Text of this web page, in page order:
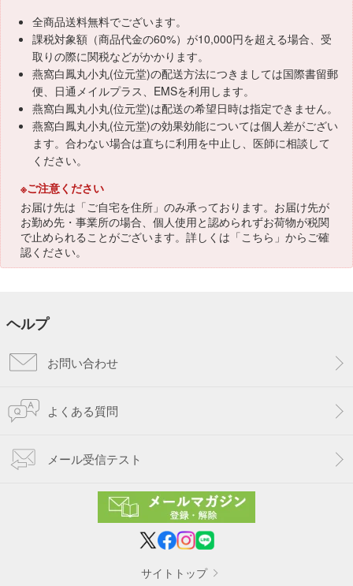
全商品送料無料でございます。
課税対象額（商品代金の60%）が10,000円を超える場合、受
取りの際に関税などがかかります。
燕窩白鳳丸小丸(位元堂)の配送方法につきましては国際書留郵
便、日通メイルプラス、EMSを利用します。
燕窩白鳳丸小丸(位元堂)は配送の希望日時は指定できません。
燕窩白鳳丸小丸(位元堂)の効果効能については個人差がござい
ます。合わない場合は直ちに利用を中止し、医師に相談して
ください。
※ご注意ください
お届け先は「ご自宅を住所」のみ承っております。お届け先が
お勤め先・事業所の場合、個人使用と認められずお荷物が税関
で止められることがございます。詳しくは「こちら 」からご確
認ください。
ヘルプ
お問い合わせ
よくある質問
メール受信テスト
サイトトップ